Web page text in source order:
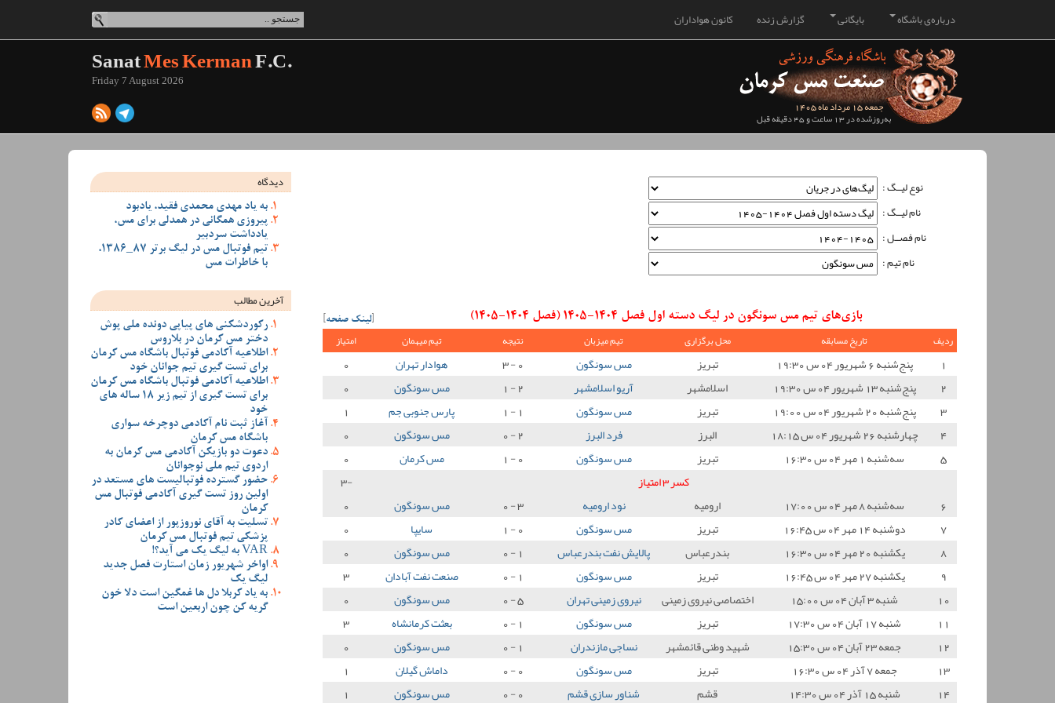
کانون هواداران گزارش زنده بایگانی درباره‌ی باشگاه
جمعه 15 مرداد ماه 1405
به‌روزشده در 13 ساعت و 45 دقیقه قبل
SanatMes KermanF.C.
Friday 7 August 2026
نوع لیــگ :
نام لیــگ :
نام فصــل :
نام تیم :
بازی‌های تیم مس سونگون در لیگ دسته اول فصل 1404-1405 (فصل 1404-1405) [لینک صفحه]
ردیف تاریخ مسابقه محل برگزاری تیم میزبان نتیجه تیم میهمان امتیاز
1 پنج‌شنبه 6 شهریور 04 س 19:30 تبریز مس سونگون 0 - 3 هوادار تهران
0
2
پنج‌شنبه 13 شهریور 04 س 19:30 اسلامشهر آریو اسلامشهر 2 - 1 مس سونگون
0
3
پنج‌شنبه 20 شهریور 04 س 19:00 تبریز مس سونگون 1 - 1 پارس جنوبی جم
1
4
چهارشنبه 26 شهریور 04 س 18:15 البرز فرد البرز 2 - 0 مس سونگون
0
5
سه‌شنبه 1 مهر 04 س 16:30 تبریز مس سونگون 0 - 1 مس کرمان
0
کسر 3 امتیاز
-3
6
سه‌شنبه 8 مهر 04 س 17:00 ارومیه نود ارومیه 3 - 0 مس سونگون
0
7
دوشنبه 14 مهر 04 س 16:45 تبریز مس سونگون 0 - 1 سایپا
0
8
یکشنبه 20 مهر 04 س 16:30 بندرعباس پالایش نفت بندرعباس 1 - 0 مس سونگون
0
9
یکشنبه 27 مهر 04 س 16:45 تبریز مس سونگون 1 - 0 صنعت نفت آبادان
3
10
شنبه 3 آبان 04 س 15:00 اختصاصی نیروی زمینی نیروی زمینی تهران 5 - 0 مس سونگون
0
11
شنبه 17 آبان 04 س 17:30 تبریز مس سونگون 1 - 0 بعثت کرمانشاه
3
12
جمعه 23 آبان 04 س 15:30 شهید وطنی قائمشهر نساجی مازندران 1 - 0 مس سونگون
0
13
جمعه 7 آذر 04 س 16:30 تبریز مس سونگون 0 - 0 داماش گیلان
1
14
شنبه 15 آذر 04 س 14:30 قشم شناور سازی قشم 0 - 0 مس سونگون
1
دیدگاه
به یاد مهدی محمدی فقید، یادبود
پیروزی همگانی در همدلی برای مس،
یادداشت سردبیر
تیم فوتبال مس در لیگ برتر 87_1386،
با خاطرات مس
آخرین مطالب
رکوردشکنی های پیاپی دونده ملی پوش
دختر مس کرمان در بلاروس
اطلاعیه آکادمی فوتبال باشگاه مس کرمان
برای تست گیری تیم جوانان خود
اطلاعیه آکادمی فوتبال باشگاه مس کرمان
برای تست گیری از تیم زیر 18 ساله های
خود
آغاز ثبت نام آکادمی دوچرخه سواری
باشگاه مس کرمان
دعوت دو بازیکن آکادمی مس کرمان به
اردوی تیم ملی نوجوانان
حضور گسترده فوتبالیست های مستعد در
اولین روز تست گیری آکادمی فوتبال مس
کرمان
تسلیت به آقای نوروزپور از اعضای کادر
پزشکی تیم فوتبال مس کرمان
VAR به لیگ یک می آید؟!
اواخر شهریور زمان استارت فصل جدید
لیگ یک
به یاد کربلا دل ها غمگین است دلا خون
گریه کن چون اربعین است